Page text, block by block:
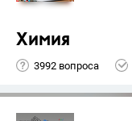
Химия
3992 вопроса